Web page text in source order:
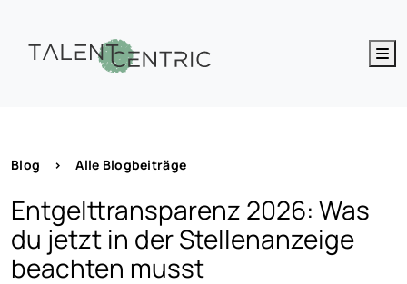
Blog > Alle Blogbeiträge
Entgelttransparenz 2026: Was
du jetzt in der Stellenanzeige
beachten musst